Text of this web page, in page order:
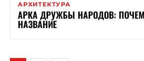
АРХИТЕКТУРА
АРКА ДРУЖБЫ НАРОДОВ:
НАЗВАНИЕ